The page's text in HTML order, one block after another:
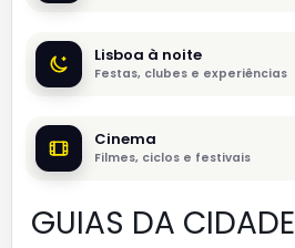
Lisboa à noite
Festas, clubes e experiências
Cinema
Filmes, ciclos e festivais
GUIAS DA CIDADE